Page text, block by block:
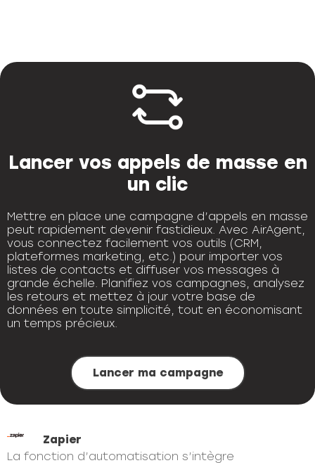
Lancer vos appels de masse en
un clic
Mettre en place une campagne d’appels en masse
peut rapidement devenir fastidieux. Avec AirAgent,
vous connectez facilement vos outils (CRM,
plateformes marketing, etc.) pour importer vos
listes de contacts et diffuser vos messages à
grande échelle. Planifiez vos campagnes, analysez
les retours et mettez à jour votre base de
données en toute simplicité, tout en économisant
un temps précieux.
Lancer ma campagne
Zapier
La fonction d’automatisation s’intègre